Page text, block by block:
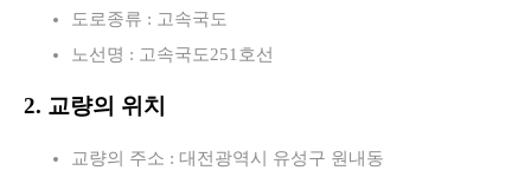
도로종류 : 고속국도
노선명 : 고속국도251호선
2. 교량의 위치
교량의 주소 : 대전광역시 유성구 원내동